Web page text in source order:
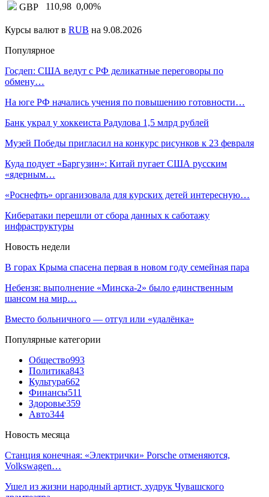
GBP
110,98 0,00%
Курсы валют в RUB на 9.08.2026
Популярное
Госдеп: США ведут с РФ деликатные переговоры по
обмену…
На юге РФ начались учения по повышению готовности…
Банк украл у хоккеиста Радулова 1,5 млрд рублей
Музей Победы пригласил на конкурс рисунков к 23 февраля
Куда подует «Баргузин»: Китай пугает США русским
«ядерным…
«Роснефть» организовала для курских детей интересную…
Кибератаки перешли от сбора данных к саботажу
инфраструктуры
Новость недели
В горах Крыма спасена первая в новом году семейная пара
Небензя: выполнение «Минска-2» было единственным
шансом на мир…
Вместо больничного — отгул или «удалёнка»
Популярные категории
Общество993
Политика843
Культура662
Финансы511
Здоровье359
Авто344
Новость месяца
Станция конечная: «Электрички» Porsche отменяются,
Volkswagen…
Ушел из жизни народный артист, худрук Чувашского